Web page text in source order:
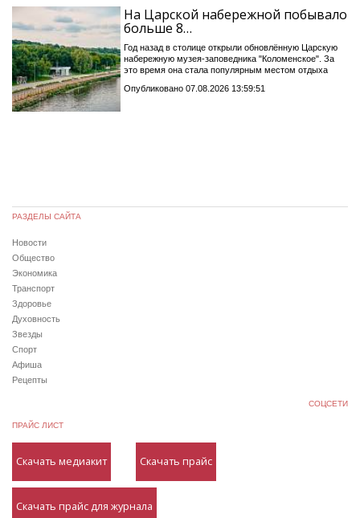
На Царской набережной побывало
больше 8…
Год назад в столице открыли обновлённую Царскую
набережную музея-заповедника "Коломенское". За
это время она стала популярным местом отдыха
Опубликовано 07.08.2026 13:59:51
РАЗДЕЛЫ САЙТА
Новости
Общество
Экономика
Транспорт
Здоровье
Духовность
Звезды
Спорт
Афиша
Рецепты
СОЦСЕТИ
ПРАЙС ЛИСТ
Скачать медиакит Скачать прайс
Скачать прайс для журнала